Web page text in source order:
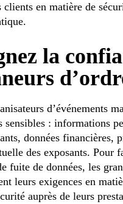
clients en matière de
la
d’événements
sensibles : informations
données financières,
des exposants. Pour
fuite de données, les
leurs exigences en
auprès de leurs